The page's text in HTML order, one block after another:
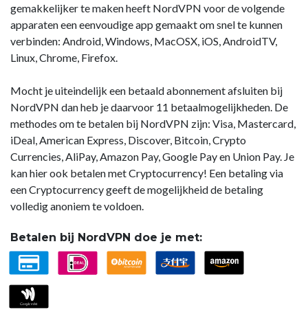
gemakkelijker te maken heeft NordVPN voor de volgende
apparaten een eenvoudige app gemaakt om snel te kunnen
verbinden: Android, Windows, MacOSX, iOS, AndroidTV,
Linux, Chrome, Firefox.
Mocht je uiteindelijk een betaald abonnement afsluiten bij
NordVPN dan heb je daarvoor 11 betaalmogelijkheden. De
methodes om te betalen bij NordVPN zijn: Visa, Mastercard,
iDeal, American Express, Discover, Bitcoin, Crypto
Currencies, AliPay, Amazon Pay, Google Pay en Union Pay. Je
kan hier ook betalen met Cryptocurrency! Een betaling via
een Cryptocurrency geeft de mogelijkheid de betaling
volledig anoniem te voldoen.
Betalen bij NordVPN doe je met: